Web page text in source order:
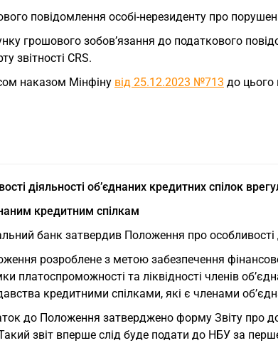
повідомлення особі-нерезиденту про
грошового зобов’язання до податкового
звітності CRS.
наказом Мінфіну від 25.12.2023 №713 до цього
діяльності об’єднаних кредитних спілок
кредитним спілкам
банк затвердив Положення про особливості
розроблене з метою забезпечення
платоспроможності та ліквідності членів
кредитними спілками, які є членами
до Положення затверджено форму Звіту про
звіт вперше слід буде подати до НБУ за